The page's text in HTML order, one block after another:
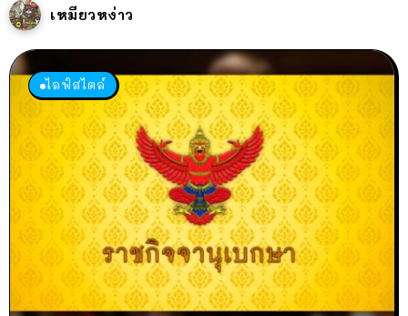
เหมียวหง่าว
ไลฟ์สไตล์